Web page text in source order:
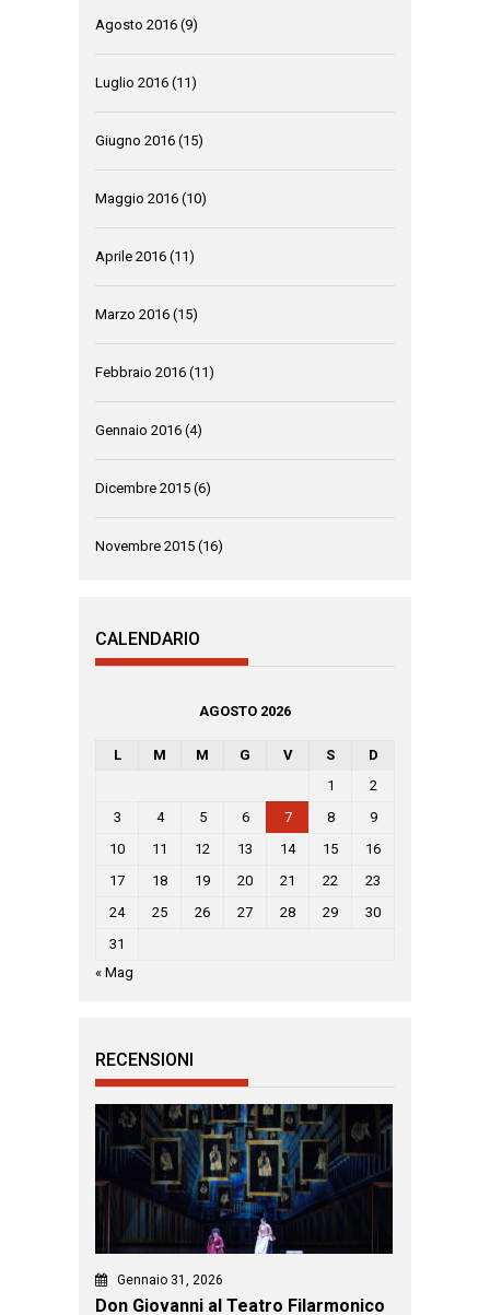
Agosto 2016 (9)
Luglio 2016 (11)
Giugno 2016 (15)
Maggio 2016 (10)
Aprile 2016 (11)
Marzo 2016 (15)
Febbraio 2016 (11)
Gennaio 2016 (4)
Dicembre 2015 (6)
Novembre 2015 (16)
CALENDARIO
AGOSTO 2026
L M M G V S
D
1
2
3
4 5 6 7 8
9
10
11 12 13 14 15
16
17
18 19 20 21 22
23
24
25 26 27 28 29
30
31
« Mag
RECENSIONI
Gennaio 31, 2026
Don Giovanni al Teatro Filarmonico